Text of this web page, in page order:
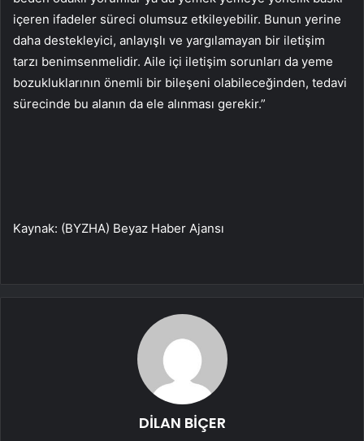
içeren ifadeler süreci olumsuz etkileyebilir. Bunun yerine
daha destekleyici, anlayışlı ve yargılamayan bir iletişim
tarzı benimsenmelidir. Aile içi iletişim sorunları da yeme
bozukluklarının önemli bir bileşeni olabileceğinden, tedavi
sürecinde bu alanın da ele alınması gerekir.”
Kaynak: (BYZHA) Beyaz Haber Ajansı
DİLAN BİÇER